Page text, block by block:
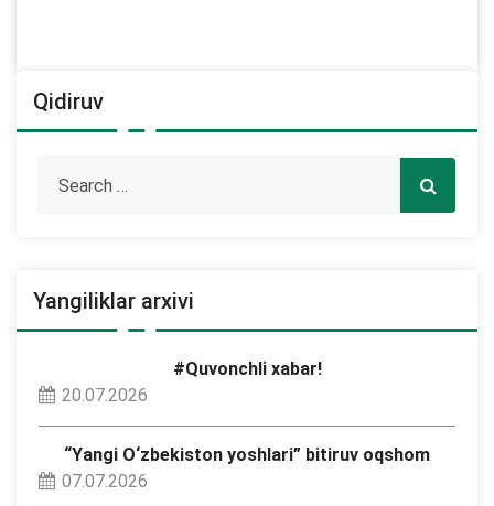
Qidiruv
Yangiliklar arxivi
#Quvonchli xabar!
20.07.2026
“Yangi O‘zbekiston yoshlari” bitiruv oqshom
07.07.2026